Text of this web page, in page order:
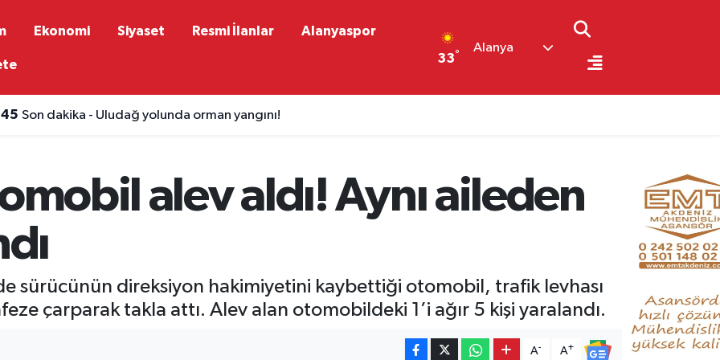
Ekonomi Siyaset Resmi İlanlar Alanyaspor
33°
Alanya
Son dakika - Uludağ yolunda orman yangını!
alev aldı! Aynı aileden
sürücünün direksiyon hakimiyetini kaybettiği otomobil, trafik levhası
çarparak takla attı. Alev alan otomobildeki 1’i ağır 5 kişi yaralandı.
A- A+